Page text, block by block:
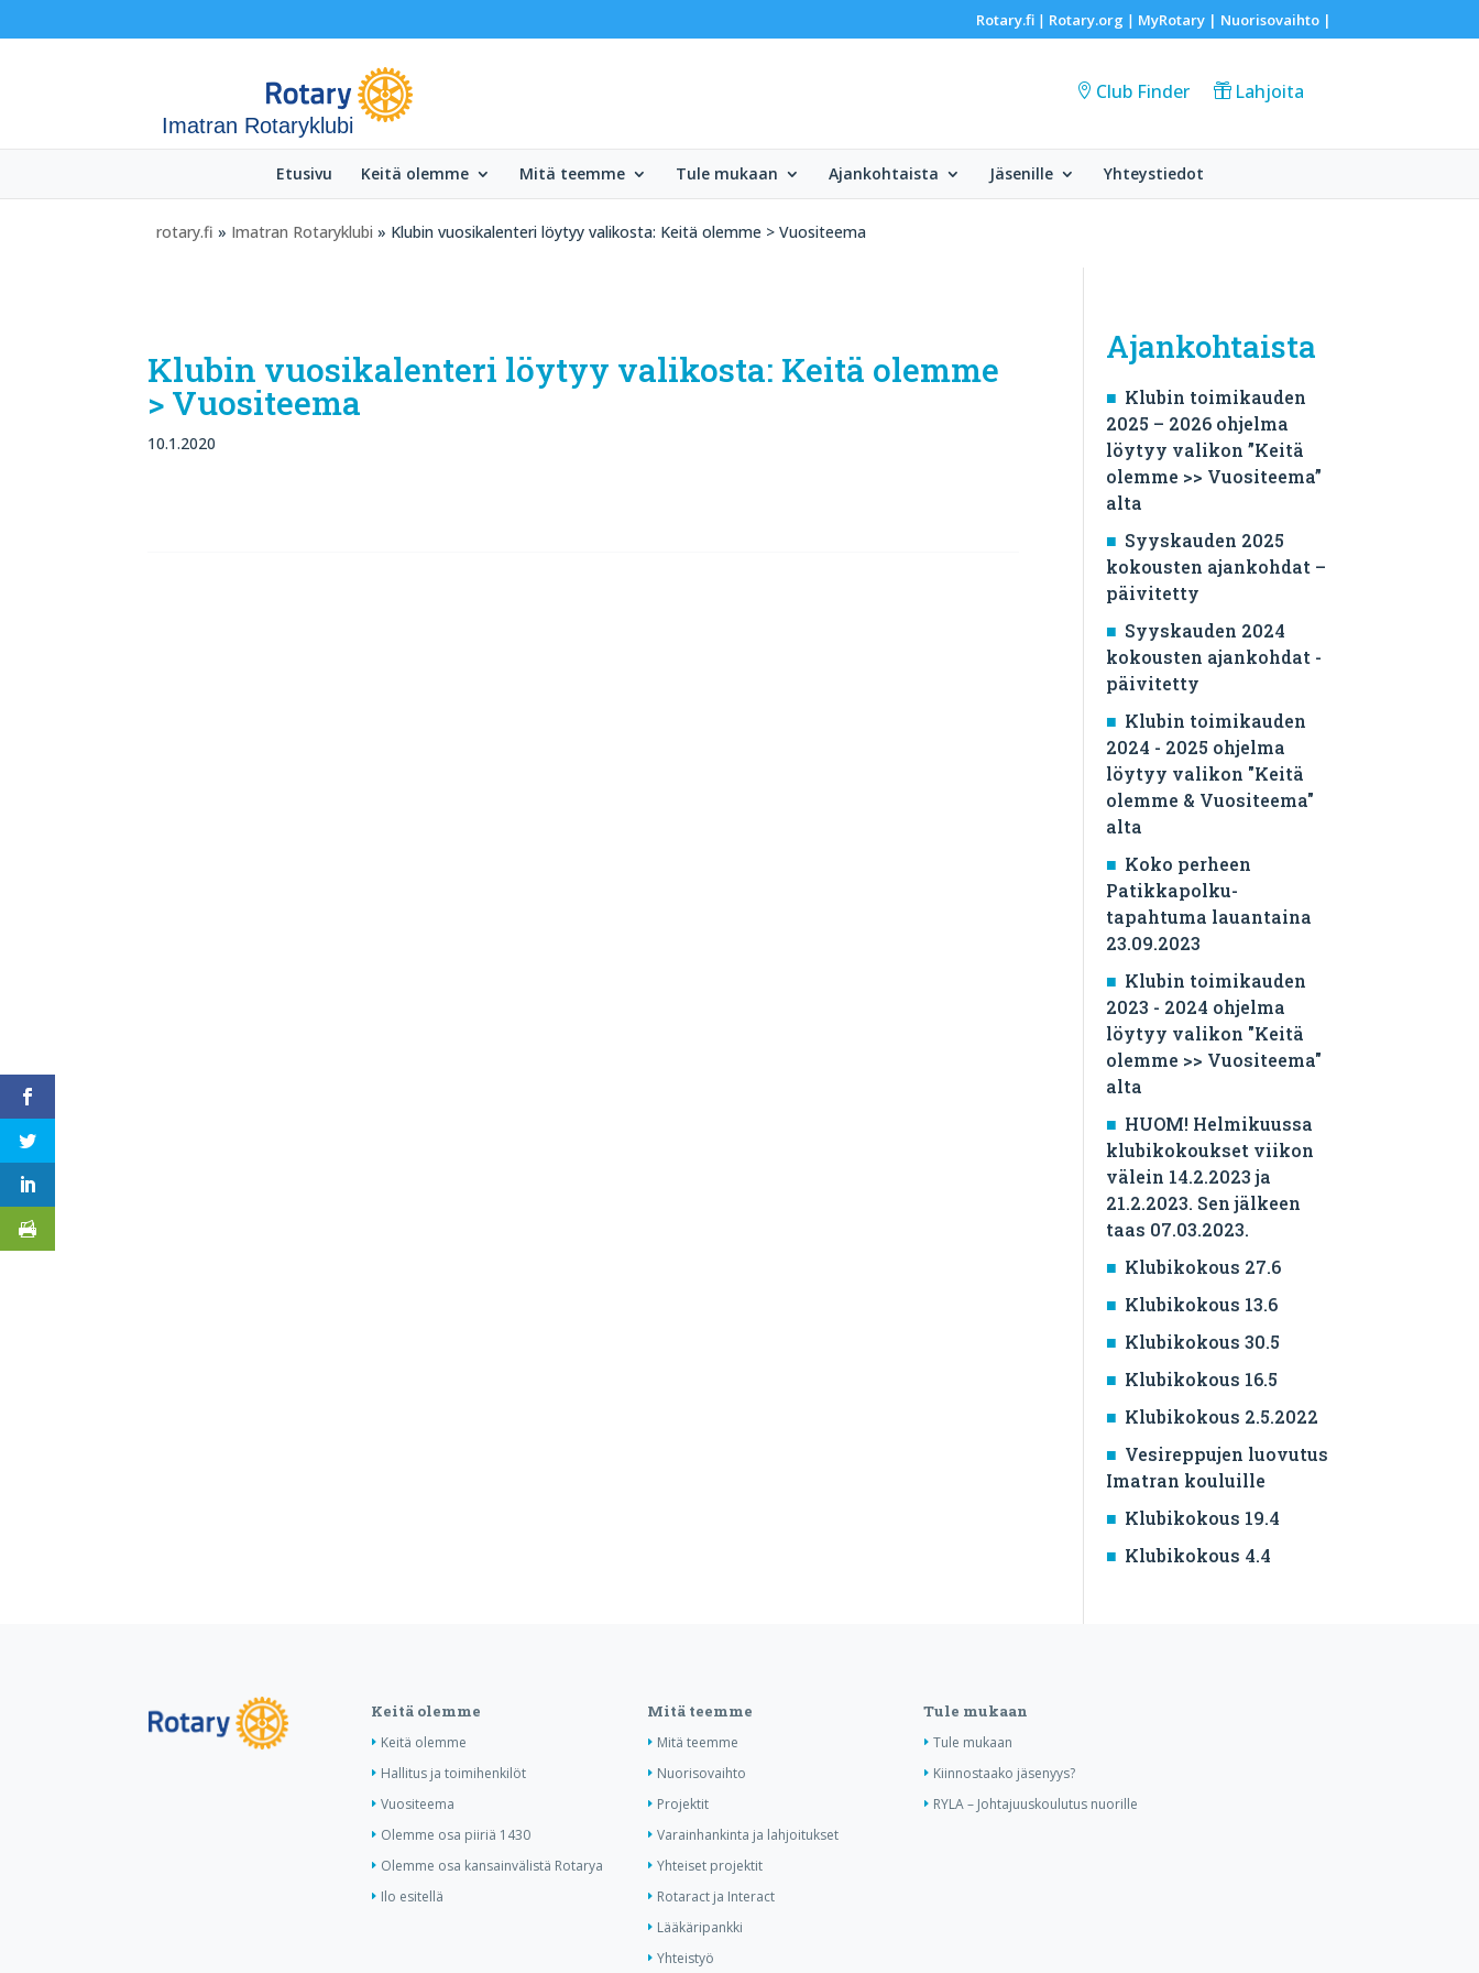
Rotary.fi| Rotary.org | MyRotary | Nuorisovaihto|
Imatran Rotaryklubi
Club Finder Lahjoita
Etusivu Keitä olemme Mitä teemme Tule mukaan Ajankohtaista Jäsenille Yhteystiedot
rotary.fi » Imatran Rotaryklubi » Klubin vuosikalenteri löytyy valikosta: Keitä olemme > Vuositeema
Klubin vuosikalenteri löytyy valikosta: Keitä olemme
> Vuositeema
10.1.2020
Ajankohtaista
Klubin toimikauden
2025 – 2026 ohjelma
löytyy valikon ”Keitä
olemme >> Vuositeema”
alta
Syyskauden 2025
kokousten ajankohdat –
päivitetty
Syyskauden 2024
kokousten ajankohdat -
päivitetty
Klubin toimikauden
2024 - 2025 ohjelma
löytyy valikon "Keitä
olemme & Vuositeema"
alta
Koko perheen
Patikkapolku-
tapahtuma lauantaina
23.09.2023
Klubin toimikauden
2023 - 2024 ohjelma
löytyy valikon "Keitä
olemme >> Vuositeema"
alta
HUOM! Helmikuussa
klubikokoukset viikon
välein 14.2.2023 ja
21.2.2023. Sen jälkeen
taas 07.03.2023.
Klubikokous 27.6
Klubikokous 13.6
Klubikokous 30.5
Klubikokous 16.5
Klubikokous 2.5.2022
Vesireppujen luovutus
Imatran kouluille
Klubikokous 19.4
Klubikokous 4.4
Keitä olemme
Keitä olemme
Hallitus ja toimihenkilöt
Vuositeema
Olemme osa piiriä 1430
Olemme osa kansainvälistä Rotarya
Ilo esitellä
Mitä teemme
Mitä teemme
Nuorisovaihto
Projektit
Varainhankinta ja lahjoitukset
Yhteiset projektit
Rotaract ja Interact
Lääkäripankki
Yhteistyö
Tule mukaan
Tule mukaan
Kiinnostaako jäsenyys?
RYLA – Johtajuuskoulutus nuorille